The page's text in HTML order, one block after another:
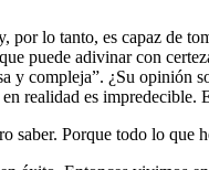
lo tanto, es capaz de
puede adivinar con
compleja”. ¿Su opinión
realidad es impredecible.
Porque todo lo